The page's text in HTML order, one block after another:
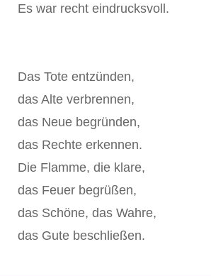
Es war recht eindrucksvoll.
Das Tote entzünden,
das Alte verbrennen,
das Neue begründen,
das Rechte erkennen.
Die Flamme, die klare,
das Feuer begrüßen,
das Schöne, das Wahre,
das Gute beschließen.